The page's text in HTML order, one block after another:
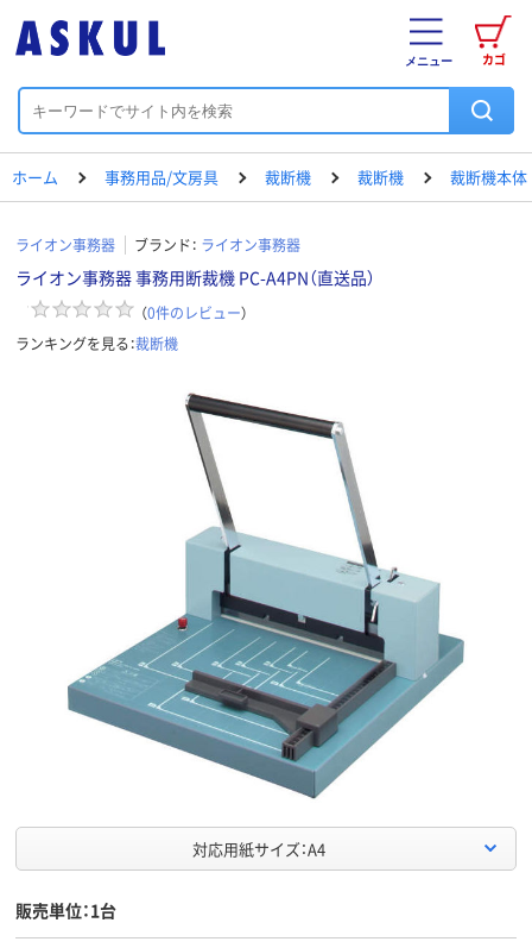
カゴ
メニュー
ホーム 事務用品/文房具 裁断機 裁断機 裁断機本体
ライオン事務器 ブランド： ライオン事務器
ライオン事務器 事務用断裁機 PC-A4PN（直送品）
（0件のレビュー）
ランキングを見る：裁断機
対応用紙サイズ：A4
販売単位：1台